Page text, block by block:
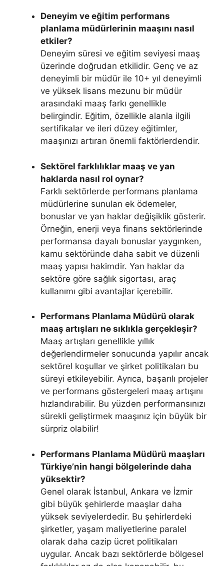
Deneyim ve eğitim performans
planlama müdürlerinin maaşını nasıl
etkiler?
Deneyim süresi ve eğitim seviyesi maaş
üzerinde doğrudan etkilidir. Genç ve az
deneyimli bir müdür ile 10+ yıl deneyimli
ve yüksek lisans mezunu bir müdür
arasındaki maaş farkı genellikle
belirgindir. Eğitim, özellikle alanla ilgili
sertifikalar ve ileri düzey eğitimler,
maaşınızı artıran önemli faktörlerdendir.
Sektörel farklılıklar maaş ve yan
haklarda nasıl rol oynar?
Farklı sektörlerde performans planlama
müdürlerine sunulan ek ödemeler,
bonuslar ve yan haklar değişiklik gösterir.
Örneğin, enerji veya finans sektörlerinde
performansa dayalı bonuslar yaygınken,
kamu sektöründe daha sabit ve düzenli
maaş yapısı hakimdir. Yan haklar da
sektöre göre sağlık sigortası, araç
kullanımı gibi avantajlar içerebilir.
Performans Planlama Müdürü olarak
maaş artışları ne sıklıkla gerçekleşir?
Maaş artışları genellikle yıllık
değerlendirmeler sonucunda yapılır ancak
sektörel koşullar ve şirket politikaları bu
süreyi etkileyebilir. Ayrıca, başarılı projeler
ve performans göstergeleri maaş artışını
hızlandırabilir. Bu yüzden performansınızı
sürekli geliştirmek maaşınız için büyük bir
sürpriz olabilir!
Performans Planlama Müdürü maaşları
Türkiye’nin hangi bölgelerinde daha
yüksektir?
Genel olarak İstanbul, Ankara ve İzmir
gibi büyük şehirlerde maaşlar daha
yüksek seviyelerdedir. Bu şehirlerdeki
şirketler, yaşam maliyetlerine paralel
olarak daha cazip ücret politikaları
uygular. Ancak bazı sektörlerde bölgesel